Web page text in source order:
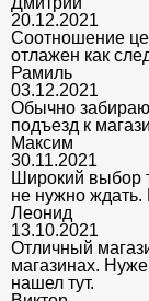
20.12.2021
Соотношение
отлажен как
Рамиль
03.12.2021
Обычно
подъезд к
Максим
30.11.2021
Широкий выбор
не нужно
Леонид
13.10.2021
Отличный
магазинах.
нашел тут.